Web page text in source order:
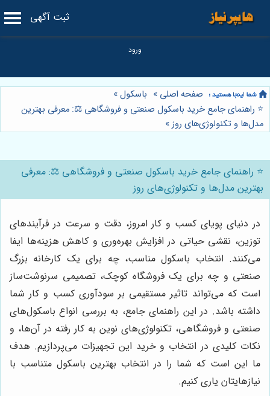
ثبت آگهی
صفحه اصلی » باسکول»
⭐️ راهنمای جامع خرید باسکول صنعتی و فروشگاهی ⚖️: معرفی بهترین
مدل‌ها و تکنولوژی‌های روز»
⭐️ راهنمای جامع خرید باسکول صنعتی و فروشگاهی ⚖️: معرفی
بهترین مدل‌ها و تکنولوژی‌های روز
در دنیای پویای کسب و کار امروز، دقت و سرعت در فرآیندهای
توزین، نقشی حیاتی در افزایش بهره‌وری و کاهش هزینه‌ها ایفا
می‌کنند. انتخاب باسکول مناسب، چه برای یک کارخانه بزرگ
صنعتی و چه برای یک فروشگاه کوچک، تصمیمی سرنوشت‌ساز
است که می‌تواند تاثیر مستقیمی بر سودآوری کسب و کار شما
داشته باشد. در این راهنمای جامع، به بررسی انواع باسکول‌های
صنعتی و فروشگاهی، تکنولوژی‌های نوین به کار رفته در آن‌ها، و
نکات کلیدی در انتخاب و خرید این تجهیزات می‌پردازیم. هدف
ما این است که شما را در انتخاب بهترین باسکول متناسب با
نیازهایتان یاری کنیم.